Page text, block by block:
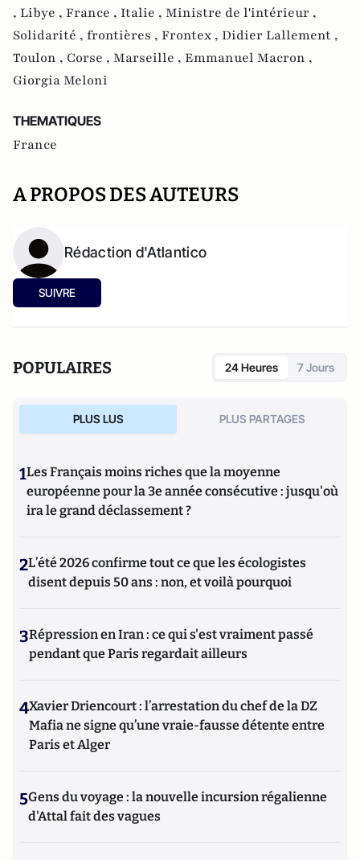
, Libye , France , Italie , Ministre de l'intérieur ,
Solidarité , frontières , Frontex , Didier Lallement ,
Toulon , Corse , Marseille , Emmanuel Macron ,
Giorgia Meloni
THEMATIQUES
France
A PROPOS DES AUTEURS
Rédaction d'Atlantico
SUIVRE
POPULAIRES 24 Heures 7 Jours
PLUS LUS PLUS PARTAGES
1Les Français moins riches que la moyenne
européenne pour la 3e année consécutive : jusqu'où
ira le grand déclassement ?
2L’été 2026 confirme tout ce que les écologistes
disent depuis 50 ans : non, et voilà pourquoi
3Répression en Iran : ce qui s'est vraiment passé
pendant que Paris regardait ailleurs
4Xavier Driencourt : l’arrestation du chef de la DZ
Mafia ne signe qu’une vraie-fausse détente entre
Paris et Alger
5Gens du voyage : la nouvelle incursion régalienne
d'Attal fait des vagues